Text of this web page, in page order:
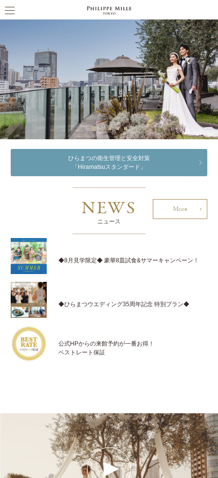
ひらまつの衛生管理と安全対策
「Hiramatsuスタンダード」
NEWS
ニュース
More
◆8月見学限定◆ 豪華8皿試食&サマーキャンペーン！
◆ひらまつウエディング35周年記念 特別プラン◆
公式HPからの来館予約が一番お得！
ベストレート保証